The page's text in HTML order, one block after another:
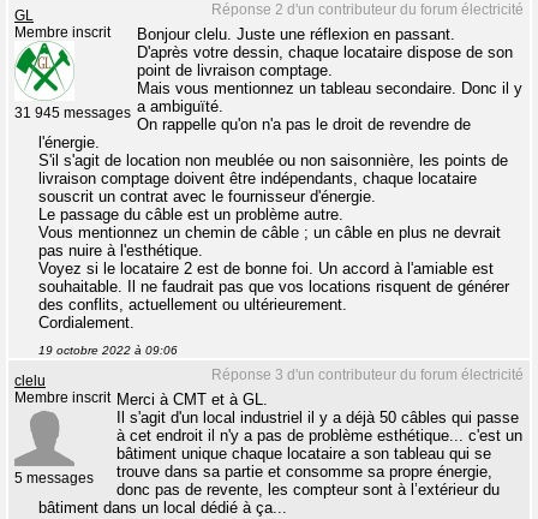
Réponse 2 d'un contributeur du forum électricité
GL
Membre inscrit
31 945 messages
Bonjour clelu. Juste une réflexion en passant.
D'après votre dessin, chaque locataire dispose de son
point de livraison comptage.
Mais vous mentionnez un tableau secondaire. Donc il y
a ambiguïté.
On rappelle qu'on n'a pas le droit de revendre de
l'énergie.
S'il s'agit de location non meublée ou non saisonnière, les points de
livraison comptage doivent être indépendants, chaque locataire
souscrit un contrat avec le fournisseur d'énergie.
Le passage du câble est un problème autre.
Vous mentionnez un chemin de câble ; un câble en plus ne devrait
pas nuire à l'esthétique.
Voyez si le locataire 2 est de bonne foi. Un accord à l'amiable est
souhaitable. Il ne faudrait pas que vos locations risquent de générer
des conflits, actuellement ou ultérieurement.
Cordialement.
19 octobre 2022 à 09:06
Réponse 3 d'un contributeur du forum électricité
clelu
Membre inscrit
5 messages
Merci à CMT et à GL.
Il s'agit d'un local industriel il y a déjà 50 câbles qui passe
à cet endroit il n'y a pas de problème esthétique... c'est un
bâtiment unique chaque locataire a son tableau qui se
trouve dans sa partie et consomme sa propre énergie,
donc pas de revente, les compteur sont à l’extérieur du
bâtiment dans un local dédié à ça...